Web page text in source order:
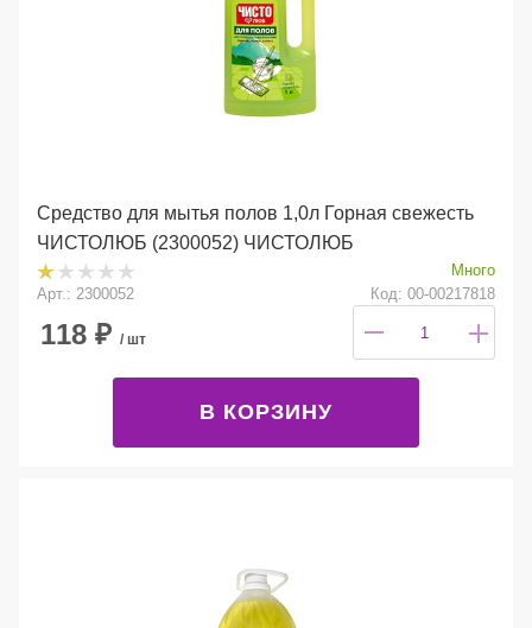
Средство для мытья полов 1,0л Горная свежесть
ЧИСТОЛЮБ (2300052) ЧИСТОЛЮБ
Много
Арт.: 2300052
Код: 00-00217818
118 ₽ / шт
В КОРЗИНУ